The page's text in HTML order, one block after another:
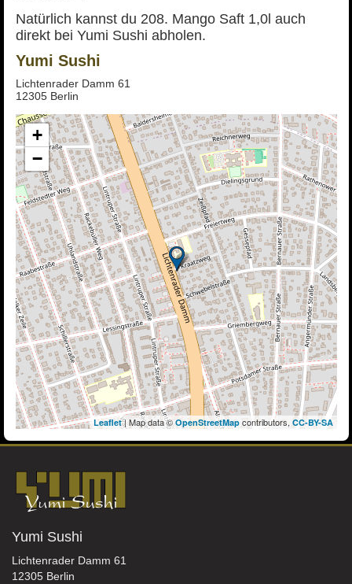
Natürlich kannst du 208. Mango Saft 1,0l auch
direkt bei Yumi Sushi abholen.
Yumi Sushi
Lichtenrader Damm 61
12305 Berlin
+
−
Leaflet| Map data © OpenStreetMapcontributors, CC-BY-SA
Yumi Sushi
Lichtenrader Damm 61
12305 Berlin